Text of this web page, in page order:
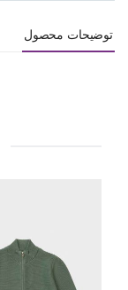
توضیحات محصول